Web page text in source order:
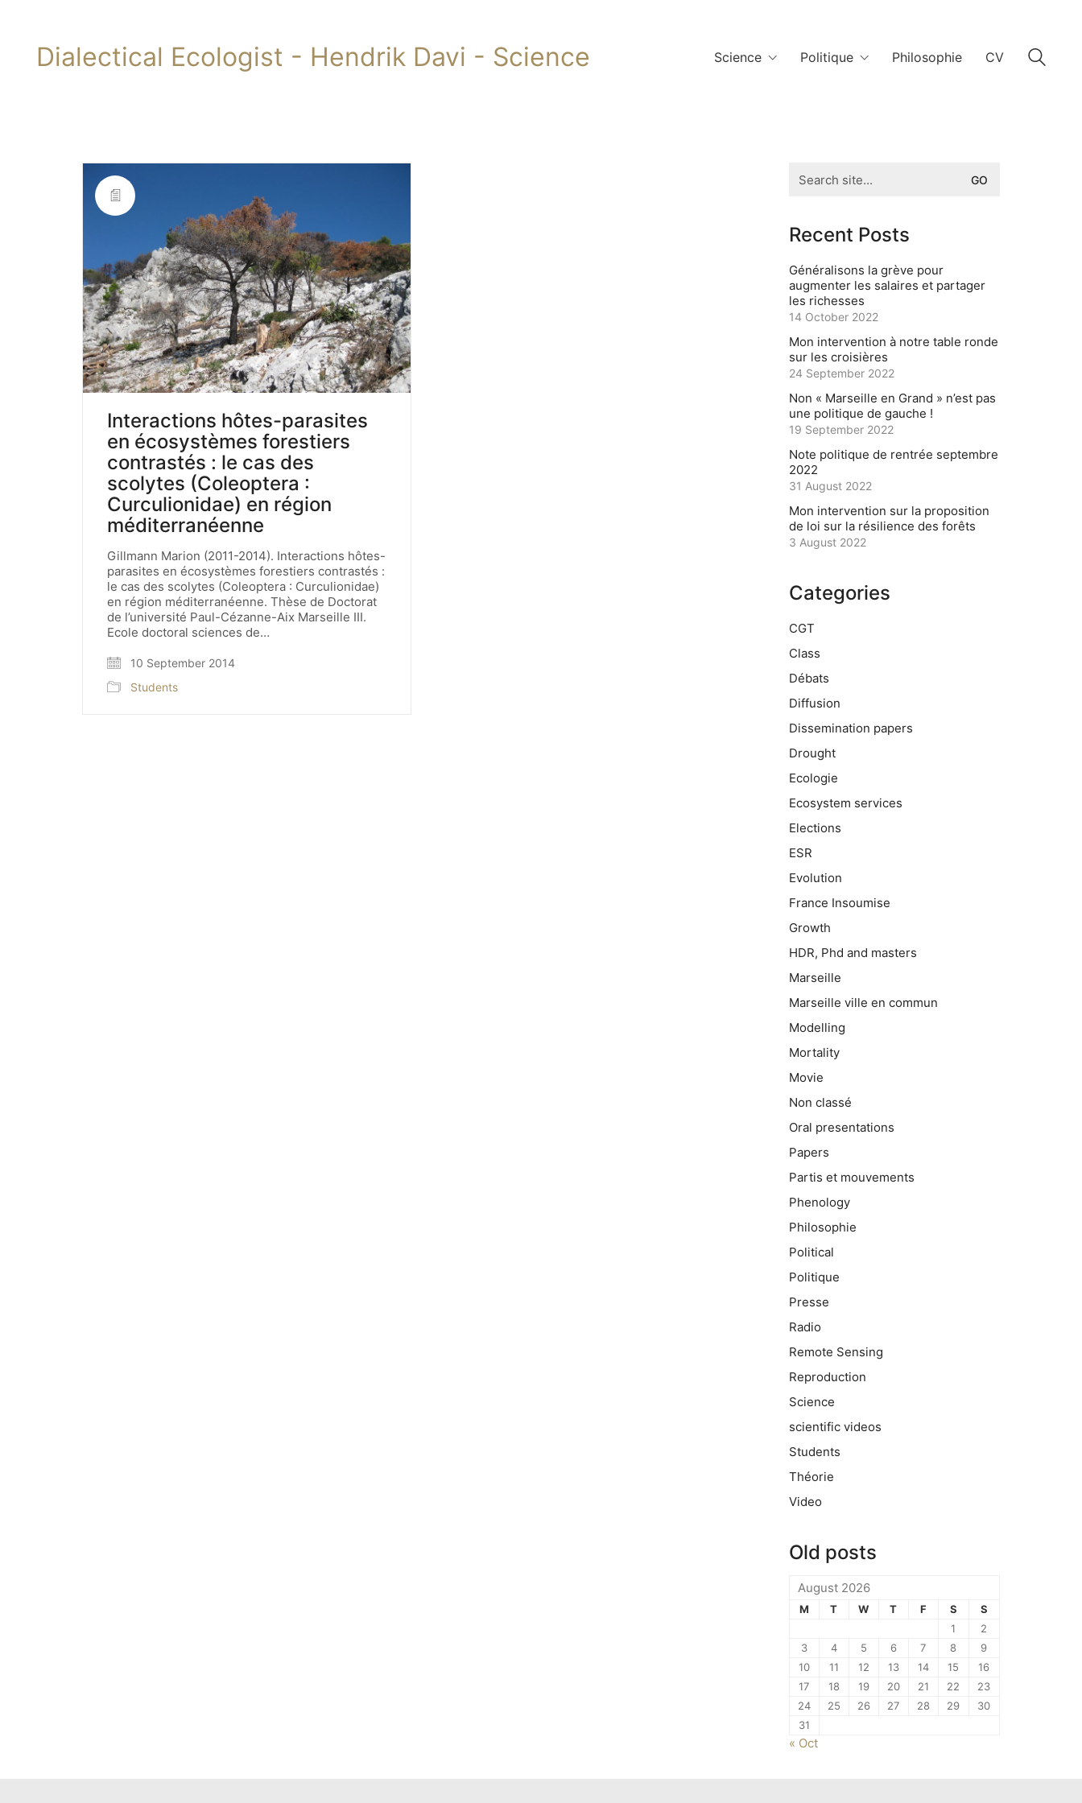
Dialectical Ecologist - Hendrik Davi - Science Science Politique Philosophie CV
Interactions hôtes-parasites
en écosystèmes forestiers
contrastés : le cas des
scolytes (Coleoptera :
Curculionidae) en région
méditerranéenne
Gillmann Marion (2011-2014). Interactions hôtes-
parasites en écosystèmes forestiers contrastés :
le cas des scolytes (Coleoptera : Curculionidae)
en région méditerranéenne. Thèse de Doctorat
de l’université Paul-Cézanne-Aix Marseille III.
Ecole doctoral sciences de…
10 September 2014
Students
for:
Recent Posts
Généralisons la grève pour
augmenter les salaires et partager
les richesses
14 October 2022
Mon intervention à notre table ronde
sur les croisières
24 September 2022
Non « Marseille en Grand » n’est pas
une politique de gauche !
19 September 2022
Note politique de rentrée septembre
2022
31 August 2022
Mon intervention sur la proposition
de loi sur la résilience des forêts
3 August 2022
Categories
CGT
Class
Débats
Diffusion
Dissemination papers
Drought
Ecologie
Ecosystem services
Elections
ESR
Evolution
France Insoumise
Growth
HDR, Phd and masters
Marseille
Marseille ville en commun
Modelling
Mortality
Movie
Non classé
Oral presentations
Papers
Partis et mouvements
Phenology
Philosophie
Political
Politique
Presse
Radio
Remote Sensing
Reproduction
Science
scientific videos
Students
Théorie
Video
Old posts
August 2026
M T W T F S
S
1
2
3
4 5 6 7 8
9
10
11 12 13 14 15
16
17
18 19 20 21 22
23
24
25 26 27 28 29
30
31
« Oct